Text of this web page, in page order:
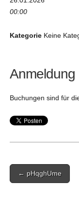
00:00
Kategorie Keine
Anmeldung
Buchungen sind für
Post
navigation
← pHqghUme